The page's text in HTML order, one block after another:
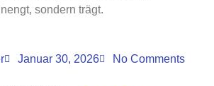
sondern trägt.
Januar 30, 2026 No Comments